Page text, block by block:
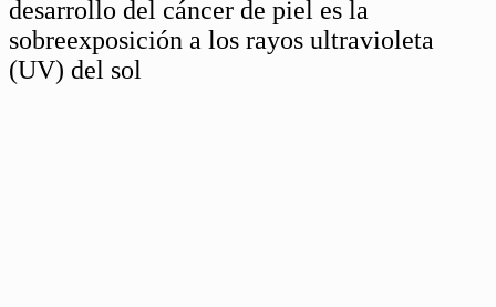
desarrollo del cáncer de piel es la
sobreexposición a los rayos ultravioleta
(UV) del sol